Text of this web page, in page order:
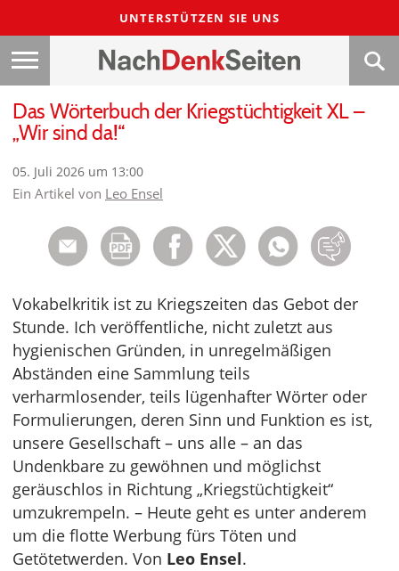
UNTERSTÜTZEN SIE UNS
Das Wörterbuch der Kriegstüchtigkeit XL –
„Wir sind da!“
05. Juli 2026 um 13:00
Ein Artikel von Leo Ensel
Vokabelkritik ist zu Kriegszeiten das Gebot der
Stunde. Ich veröffentliche, nicht zuletzt aus
hygienischen Gründen, in unregelmäßigen
Abständen eine Sammlung teils
verharmlosender, teils lügenhafter Wörter oder
Formulierungen, deren Sinn und Funktion es ist,
unsere Gesellschaft – uns alle – an das
Undenkbare zu gewöhnen und möglichst
geräuschlos in Richtung „Kriegstüchtigkeit“
umzukrempeln. – Heute geht es unter anderem
um die flotte Werbung fürs Töten und
Getötetwerden. Von Leo Ensel.